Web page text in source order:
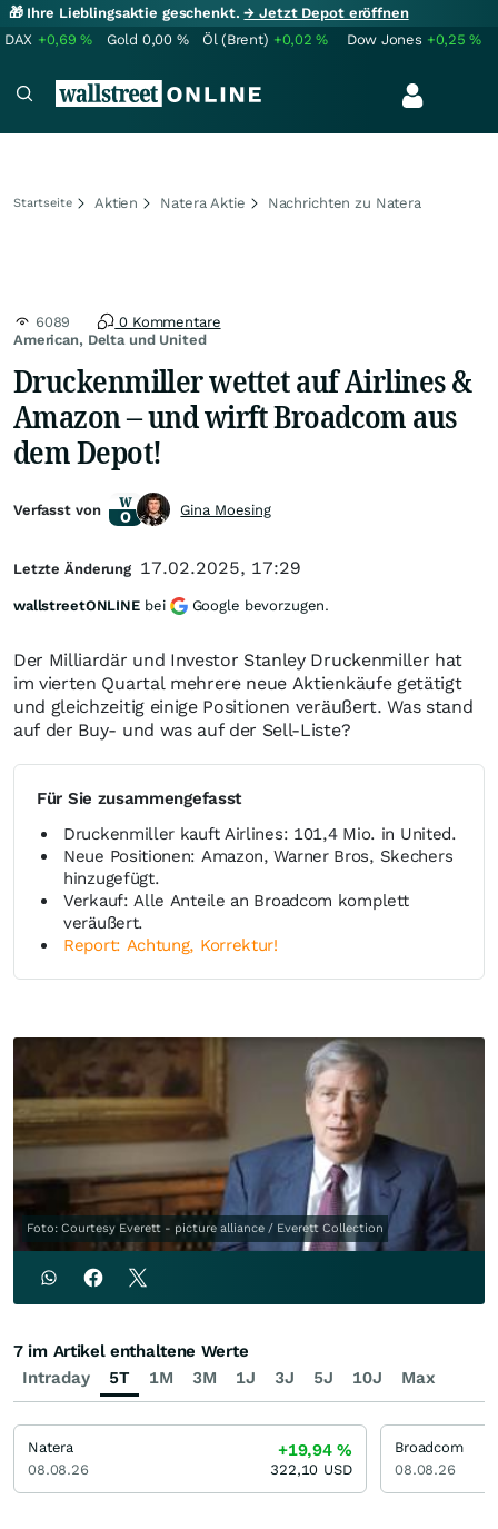
🎁 Ihre Lieblingsaktie geschenkt.→ Jetzt Depot eröffnen
DAX +0,69% Gold 0,00 % Öl (Brent) +0,02% Dow Jones +0,25%
Startseite Aktien Natera Aktie Nachrichten zu Natera
American, Delta und United
6089 0 Kommentare
Druckenmiller wettet auf Airlines &
Amazon – und wirft Broadcom aus
dem Depot!
Der Milliardär und Investor Stanley Druckenmiller hat
im vierten Quartal mehrere neue Aktienkäufe getätigt
und gleichzeitig einige Positionen veräußert. Was stand
auf der Buy- und was auf der Sell-Liste?
Für Sie zusammengefasst
Druckenmiller kauft Airlines: 101,4 Mio. in United.
Neue Positionen: Amazon, Warner Bros, Skechers
hinzugefügt.
Verkauf: Alle Anteile an Broadcom komplett
veräußert.
Report: Achtung, Korrektur!
Foto: Courtesy Everett - picture alliance / Everett Collection
Verfasst von Gina Moesing
Letzte Änderung 17.02.2025, 17:29
wallstreetONLINE bei Google bevorzugen.
Intraday 5T 1M 3M 1J 3J 5J 10J Max
7 im Artikel enthaltene Werte
Natera
08.08.26
+19,94%
322,10 USD
Broadcom
08.08.26